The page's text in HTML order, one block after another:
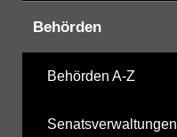
Behörden
Behörden A-Z
Senatsverwaltungen